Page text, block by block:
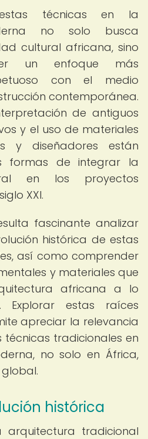
técnicas en la
no solo busca
cultural africana, sino
un enfoque más
con el medio
contemporánea.
de antiguos
y el uso de materiales
y diseñadores están
formas de integrar la
en los proyectos
XXI.
fascinante analizar
histórica de estas
así como comprender
y materiales que
africana a lo
estas raíces
apreciar la relevancia
tradicionales en
no solo en África,
histórica
arquitectura tradicional